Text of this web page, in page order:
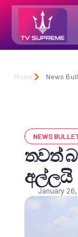
Home News
NEWS
තවත්
අල්ලයි
January